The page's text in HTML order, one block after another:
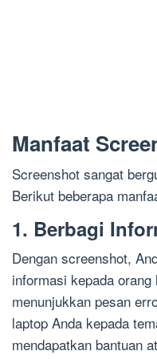
Manfaat
Screenshot sangat
Berikut beberapa
1. Berbagi
Dengan screenshot,
informasi kepada
menunjukkan pesan
laptop Anda kepada
mendapatkan bantuan